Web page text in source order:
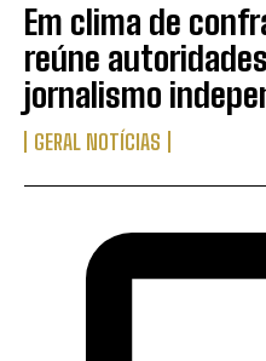
Em clima de
reúne
jornalismo
GERAL NOTÍCIAS